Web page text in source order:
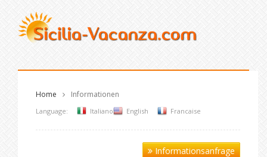
Home Informationen
Language: Italiano English Francaise
Informationsanfrage